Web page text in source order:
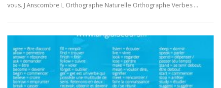
vous. J Anscombre L Orthographe Naturelle Orthographe Verbes …